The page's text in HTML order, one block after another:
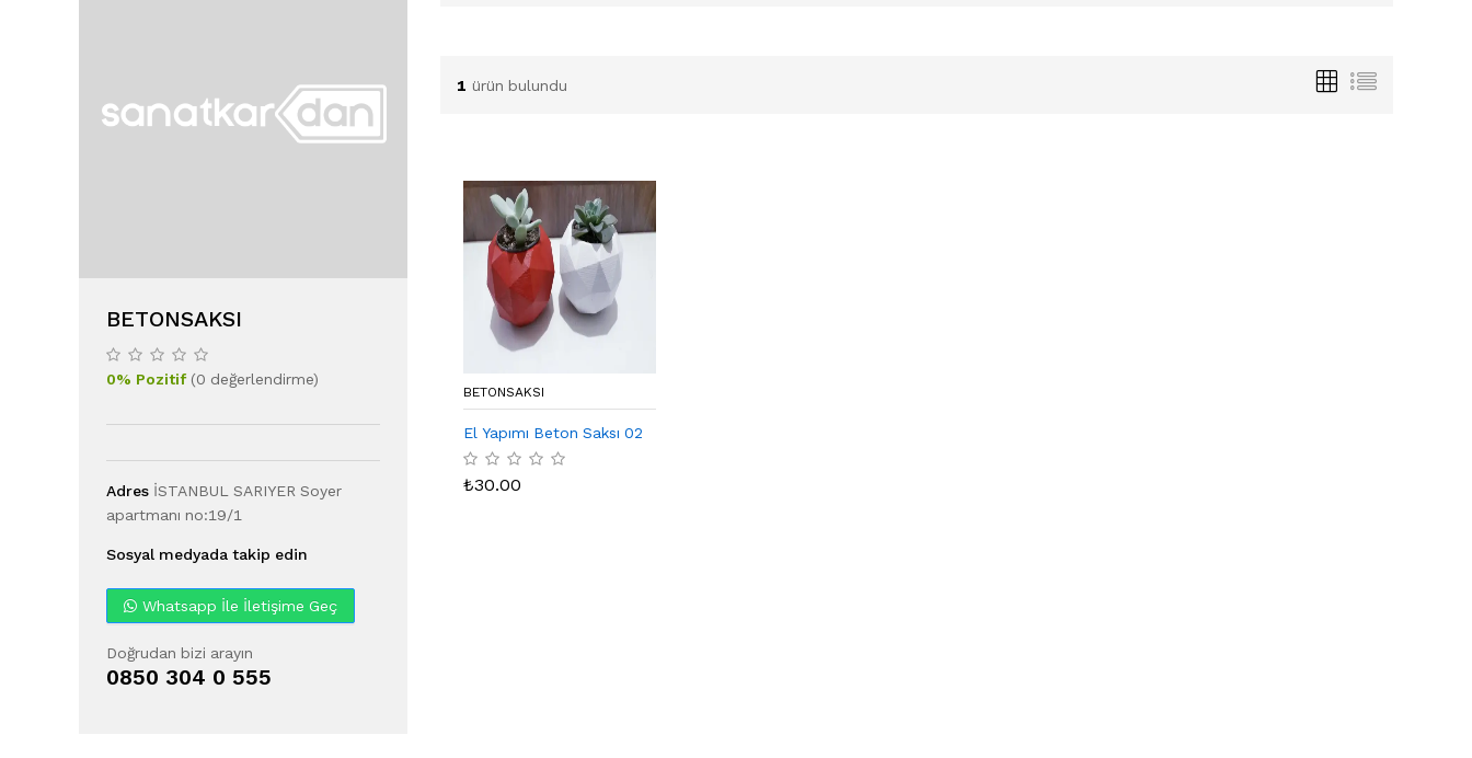
BETONSAKSI
0% Pozitif(0 değerlendirme)
Adres İSTANBUL SARIYER Soyer
apartmanı no:19/1
Sosyal medyada takip edin
Whatsapp İle İletişime Geç
Doğrudan bizi arayın
0850 304 0 555
1 ürün bulundu
BETONSAKSI
El Yapımı Beton Saksı 02
₺30.00